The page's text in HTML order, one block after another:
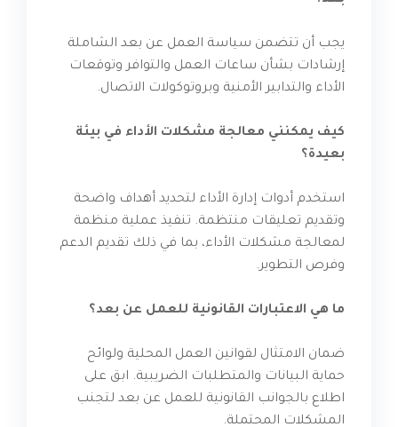
يجب أن تتضمن سياسة العمل عن بعد الشاملة
إرشادات بشأن ساعات العمل والتوافر وتوقعات
الأداء والتدابير الأمنية وبروتوكولات الاتصال.
كيف يمكنني معالجة مشكلات الأداء في بيئة
بعيدة؟
استخدم أدوات إدارة الأداء لتحديد أهداف واضحة
وتقديم تعليقات منتظمة. تنفيذ عملية منظمة
لمعالجة مشكلات الأداء، بما في ذلك تقديم الدعم
وفرص التطوير.
ما هي الاعتبارات القانونية للعمل عن بعد؟
ضمان الامتثال لقوانين العمل المحلية ولوائح
حماية البيانات والمتطلبات الضريبية. ابق على
اطلاع بالجوانب القانونية للعمل عن بعد لتجنب
المشكلات المحتملة.